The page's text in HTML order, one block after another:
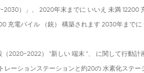
）」、 2020年末までに いいえ 未満 12200
充電パイル （銃） 構築されます 2030年まで
2020-2022） "新しい 端末 "、 に関して行動計
ーションステーションと約20の 水素化ステー